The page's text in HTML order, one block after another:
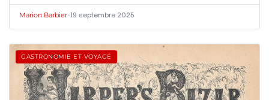
Marion Barbier•19 septembre 2025
GASTRONOMIE ET VOYAGE